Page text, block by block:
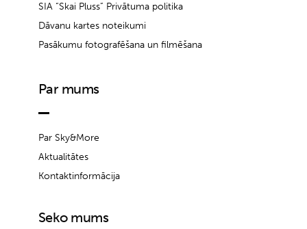
SIA “Skai Pluss” Privātuma politika
Dāvanu kartes noteikumi
Pasākumu fotografēšana un filmēšana
Par mums
Par Sky&More
Aktualitātes
Kontaktinformācija
Seko mums